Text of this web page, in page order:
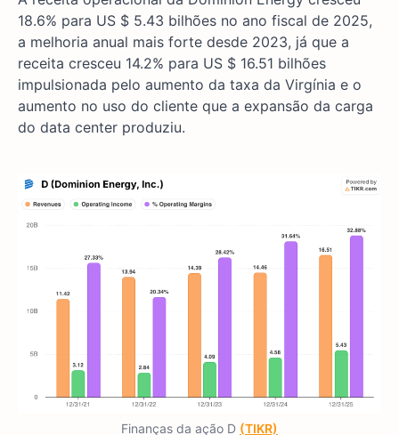
18.6% para US $ 5.43 bilhões no ano fiscal de 2025,
a melhoria anual mais forte desde 2023, já que a
receita cresceu 14.2% para US $ 16.51 bilhões
impulsionada pelo aumento da taxa da Virgínia e o
aumento no uso do cliente que a expansão da carga
do data center produziu.
Finanças da ação D (TIKR)